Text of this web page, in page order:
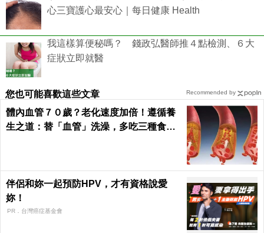
心三寶護心最安心｜每日健康 Health
我這樣算便秘嗎？ 錢政弘醫師推４點檢測、６大
症狀立即就醫
您也可能喜歡這些文章
體內血管７０歲？老化速度加倍！遵循養
生之道：替「血管」洗澡，多吃三種食物
伴侶和妳一起預防HPV，才有資格說愛
妳！
PR．台灣癌症基金會
Recommended by